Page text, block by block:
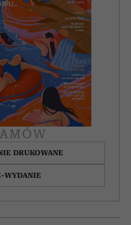
i analitycznym.
te informacje z innymi danymi
uzyskanymi podczas
DRUKOWANE
WYDANIE